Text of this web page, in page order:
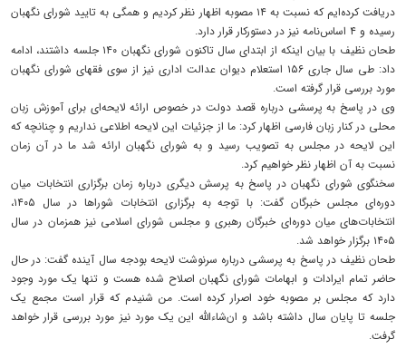
دریافت کرده‌ایم که نسبت به ۱۴ مصوبه اظهار نظر کردیم و همگی به تایید شورای نگهبان
رسیده و ۴ اساس‌نامه نیز در دستورکار قرار دارد.
طحان نظیف با بیان اینکه از ابتدای سال تاکنون شورای نگهبان ۱۴۰ جلسه داشتند، ادامه‌
داد: طی سال جاری ۱۵۶ استعلام دیوان عدالت اداری نیز از سوی فقهای شورای نگهبان
مورد بررسی قرار گرفته است.
وی در پاسخ به پرسشی درباره قصد دولت در خصوص ارائه لایحه‌ای برای آموزش زبان
محلی در کنار زبان فارسی اظهار کرد: ما از جزئیات این لایحه اطلاعی نداریم و چنانچه که
این لایحه در مجلس به تصویب رسید و به شورای نگهبان ارائه شد ما در آن زمان
نسبت به آن اظهار نظر خواهیم کرد.
سخنگوی شورای نگهبان در پاسخ به پرسش دیگری درباره زمان برگزاری انتخابات میان
دوره‌ای مجلس خبرگان گفت: با توجه به برگزاری انتخابات شوراها در سال ۱۴۰۵،
انتخابات‌های میان دوره‌ای خبرگان رهبری و مجلس شورای اسلامی نیز همزمان در سال
۱۴۰۵ برگزار خواهد شد.
طحان نظیف در پاسخ به پرسشی درباره سرنوشت لایحه‌ بودجه سال آینده گفت: در حال
حاضر تمام ایرادات و ابهامات شورای نگهبان اصلاح شده هست و تنها یک مورد وجود
دارد که مجلس بر مصوبه خود اصرار کرده است. من شنیدم که قرار است مجمع یک
جلسه تا پایان سال داشته باشد و ان‌شاءالله این یک مورد نیز مورد بررسی قرار خواهد
گرفت.